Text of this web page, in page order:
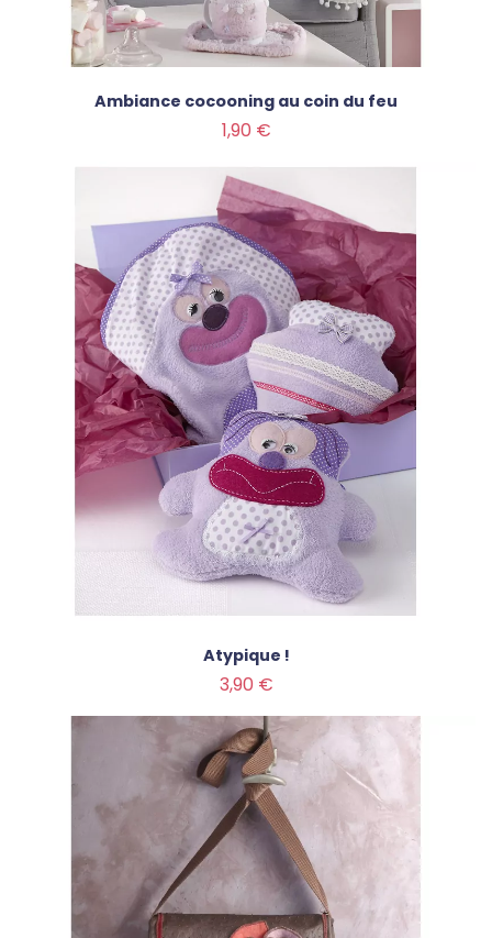
Ambiance cocooning au coin du feu
1,90 €
Atypique !
3,90 €